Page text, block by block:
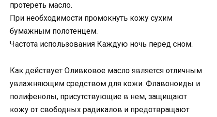
протереть масло.
При необходимости промокнуть кожу сухим
бумажным полотенцем.
Частота использования Каждую ночь перед сном.
Как действует Оливковое масло является отличным
увлажняющим средством для кожи. Флавоноиды и
полифенолы, присутствующие в нем, защищают
кожу от свободных радикалов и предотвращают